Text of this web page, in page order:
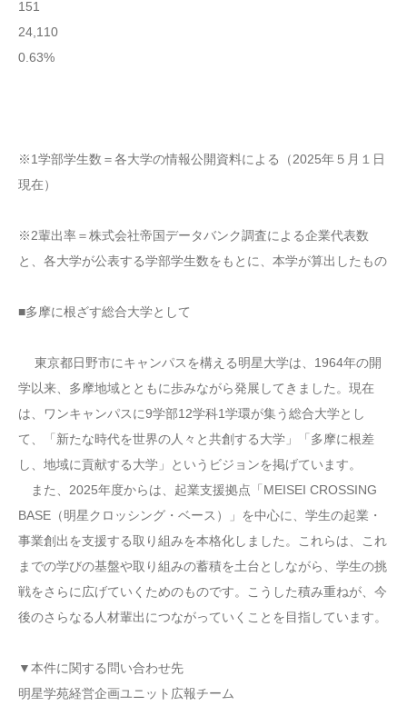
151
24,110
0.63%
※1学部学生数＝各大学の情報公開資料による（2025年５月１日
現在）
※2輩出率＝株式会社帝国データバンク調査による企業代表数
と、各大学が公表する学部学生数をもとに、本学が算出したもの
■多摩に根ざす総合大学として
東京都日野市にキャンパスを構える明星大学は、1964年の開
学以来、多摩地域とともに歩みながら発展してきました。現在
は、ワンキャンパスに9学部12学科1学環が集う総合大学とし
て、「新たな時代を世界の人々と共創する大学」「多摩に根差
し、地域に貢献する大学」というビジョンを掲げています。
また、2025年度からは、起業支援拠点「MEISEI CROSSING
BASE（明星クロッシング・ベース）」を中心に、学生の起業・
事業創出を支援する取り組みを本格化しました。これらは、これ
までの学びの基盤や取り組みの蓄積を土台としながら、学生の挑
戦をさらに広げていくためのものです。こうした積み重ねが、今
後のさらなる人材輩出につながっていくことを目指しています。
▼本件に関する問い合わせ先
明星学苑経営企画ユニット広報チーム